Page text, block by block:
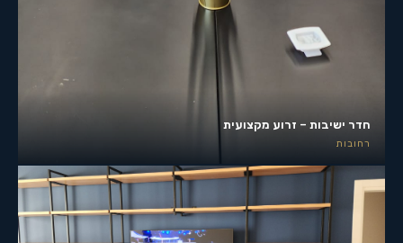
חדר ישיבות – זרוע מקצועית
רחובות